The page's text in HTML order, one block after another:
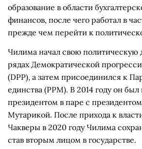
образование в области
финансов, после чего работал в
прежде чем перейти к
Чилима начал свою политическую
рядах Демократической
(DPP), а затем присоединился к
единства (PPM). В 2014 году он
президентом в паре с
Мутарикой. После прихода к
Чакверы в 2020 году Чилима
став вторым лицом в государстве.